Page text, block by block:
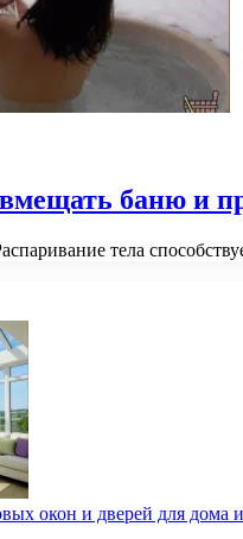
баню и
тела
окон и дверей для дома